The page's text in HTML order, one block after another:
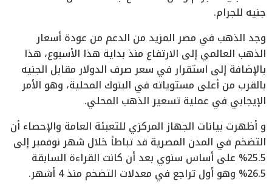
جنيه للجرام.
وجد الذهب في مصر المزيد من الدعم من عودة أسعار
الذهب العالمي إلى الارتفاع منذ بداية هذا الأسبوع، هذا
بالإضافة إلى استقرار في سعر صرف الدولار مقابل الجنيه
بالقرب من أعلى مستوياته في البنوك المحلية، وهو الأمر
الإيجابي في عملية تسعير الذهب المحلي.
و أظهرت بيانات الجهاز المركزي للتعبئة العامة والإحصاء أن
التضخم في المدن المصرية قد تباطأ خلال شهر نوفمبر إلى
25.5% على أساس سنوي بعد أن كانت القراءة السابقة
26.5% وهو أول تراجع في معدلات التضخم منذ 4 أشهر.